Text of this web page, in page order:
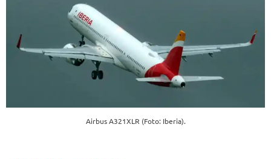
Airbus A321XLR (Foto: Iberia).